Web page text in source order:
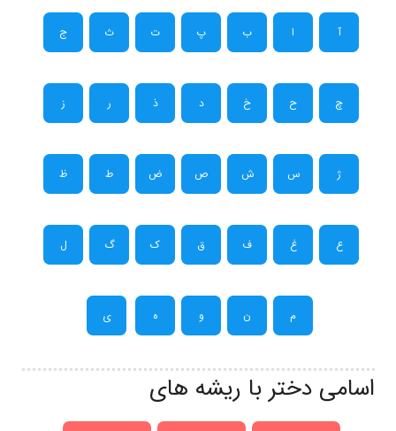
آ ا ب پ ت ث ج
چ ح خ د ذ ر ز
ژ س ش ص ض ط ظ
ع غ ف ق ک گ ل
م ن و ه ی
اسامی دختر با ریشه های